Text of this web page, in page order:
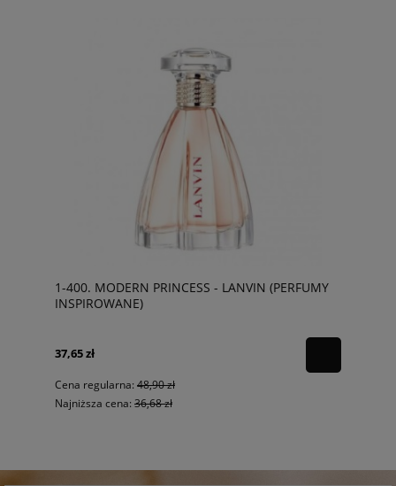
1-400. MODERN PRINCESS - LANVIN (PERFUMY
INSPIROWANE)
37,65 zł
Cena regularna: 48,90 zł
Najniższa cena: 36,68 zł